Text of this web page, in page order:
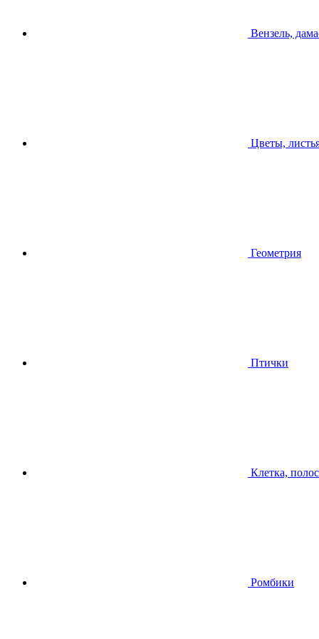
Вензель,
Цветы,
Геометрия
Птички
Клетка,
Ромбики